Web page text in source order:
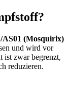
AS01 (Mosquirix)
und wird vor
ist zwar begrenzt,
reduzieren.